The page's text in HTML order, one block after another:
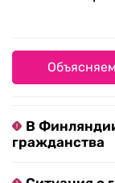
В
гражданства